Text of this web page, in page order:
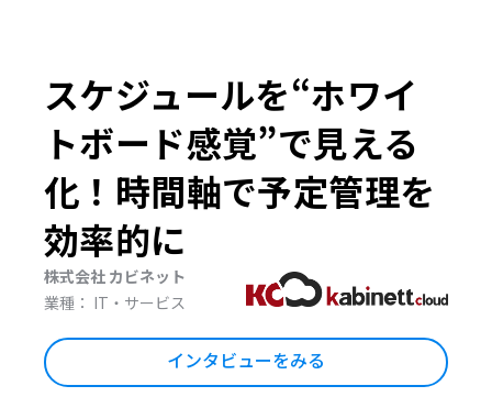
スケジュールを“ホワイ
トボード感覚”で見える
化！時間軸で予定管理を
効率的に
株式会社 カビネット
業種： IT・サービス
インタビューをみる